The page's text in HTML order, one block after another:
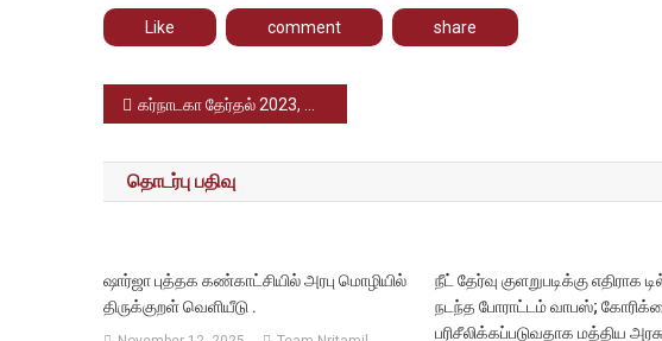
Like comment share
Post
navigation
கர்நாடகா தேர்தல் 2023, யாருக்கு வெற்றிவாய்ப்பு, ஆட்சியை தக்கவைக்குமா பாஜக – கருத்துகணிப்பு என்ன..??
தொடர்பு பதிவு
ஷார்ஜா புத்தக கண்காட்சியில் அரபு மொழியில்
திருக்குறள் வெளியீடு .
நீட் தேர்வு குளறுபடிக்கு எதிராக
நடந்த போராட்டம் வாபஸ்;
பரிசீலிக்கப்படுவதாக மத்திய அரசு